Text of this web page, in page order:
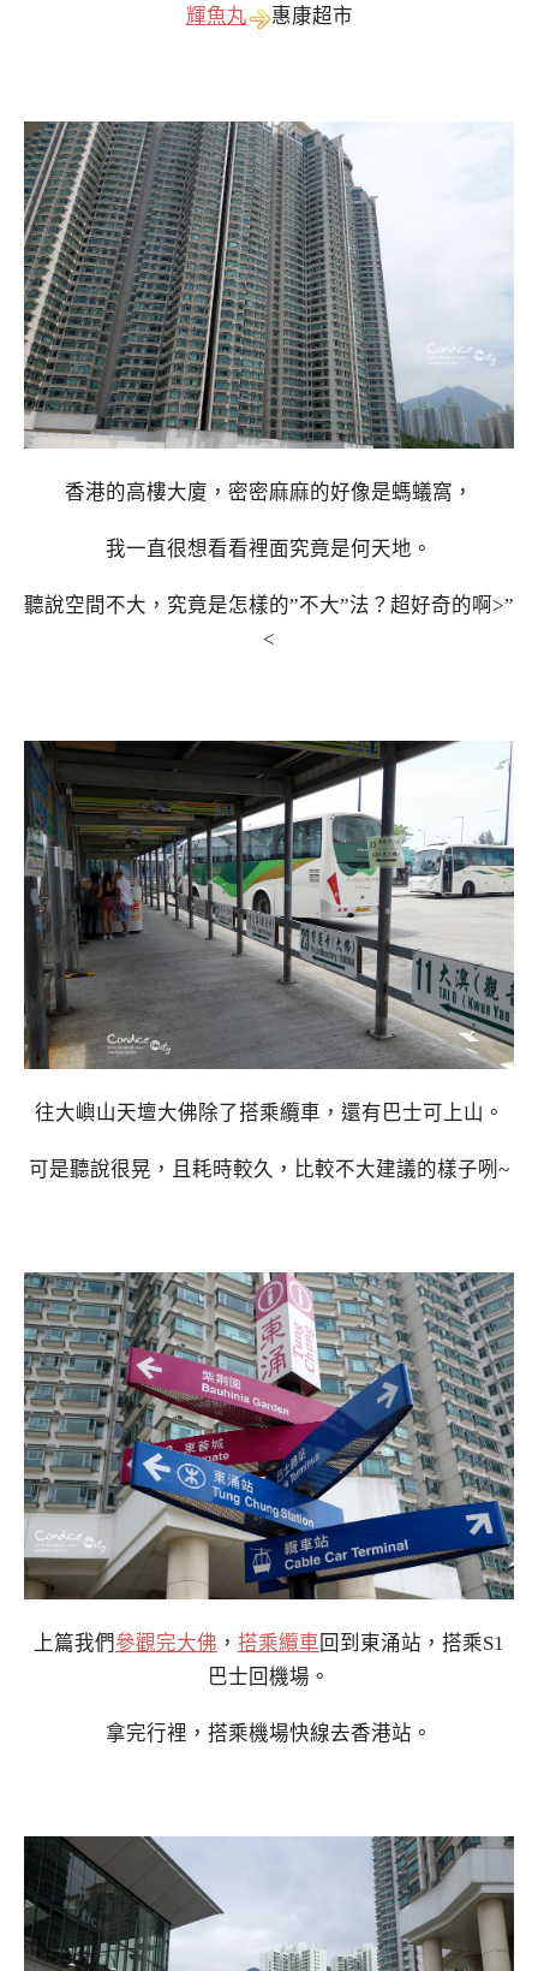
輝魚丸
惠康超市
香港的高樓大廈，密密麻麻的好像是螞蟻窩，
我一直很想看看裡面究竟是何天地。
聽說空間不大，究竟是怎樣的”不大”法？超好奇的啊>”
<
往大嶼山天壇大佛除了搭乘纜車，還有巴士可上山。
可是聽說很晃，且耗時較久，比較不大建議的樣子咧~
上篇我們參觀完大佛 ， 搭乘纜車 回到東涌站，搭乘S1
巴士回機場。
拿完行裡，搭乘機場快線去香港站。